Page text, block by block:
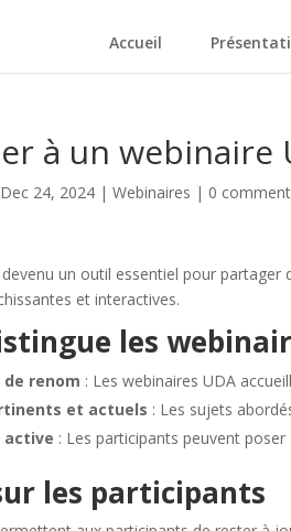
Accueil
à un webinaire
Dec 24, 2024 |Webinaires | 0
un outil essentiel pour
et interactives.
les
renom : Les webinaires UDA
et actuels : Les sujets
active : Les participants peuvent
les participants